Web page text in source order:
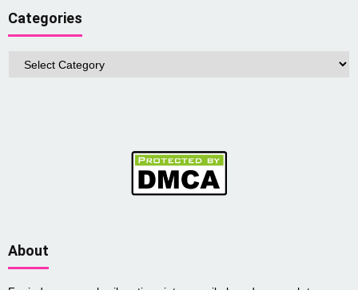
Categories
Categories
About